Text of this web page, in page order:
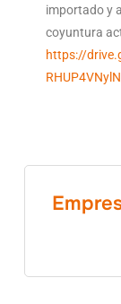
importado y
coyuntura
https://